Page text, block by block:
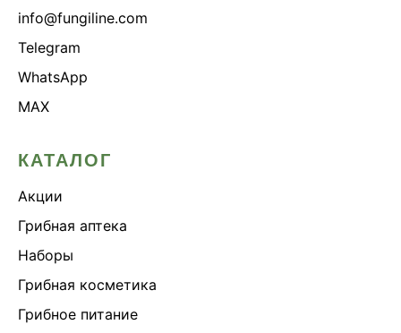
info@fungiline.com
Telegram
WhatsApp
MAX
КАТАЛОГ
Акции
Грибная аптека
Наборы
Грибная косметика
Грибное питание